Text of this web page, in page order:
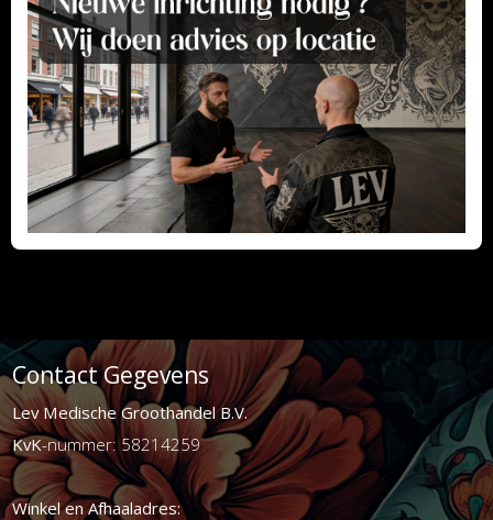
Contact Gegevens
Lev Medische Groothandel B.V.
KvK-nummer: 58214259
Winkel en Afhaaladres: